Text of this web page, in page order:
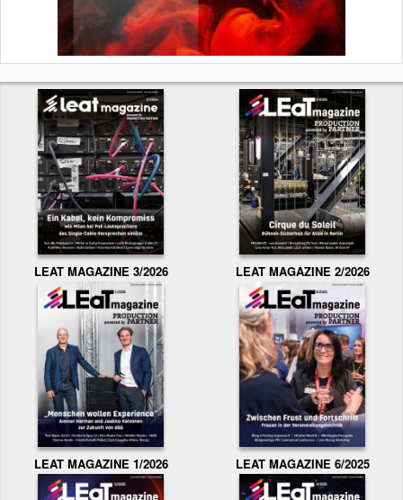
LEAT MAGAZINE 3/2026 LEAT MAGAZINE 2/2026
LEAT MAGAZINE 1/2026 LEAT MAGAZINE 6/2025